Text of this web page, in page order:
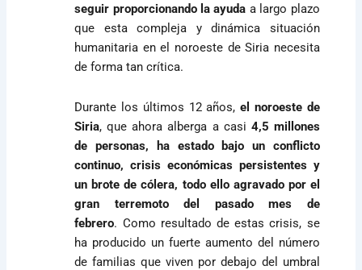
seguir proporcionando la ayuda a largo plazo
que esta compleja y dinámica situación
humanitaria en el noroeste de Siria necesita
de forma tan crítica.
Durante los últimos 12 años, el noroeste de
Siria, que ahora alberga a casi 4,5 millones
de personas, ha estado bajo un conflicto
continuo, crisis económicas persistentes y
un brote de cólera, todo ello agravado por el
gran terremoto del pasado mes de
febrero. Como resultado de estas crisis, se
ha producido un fuerte aumento del número
de familias que viven por debajo del umbral